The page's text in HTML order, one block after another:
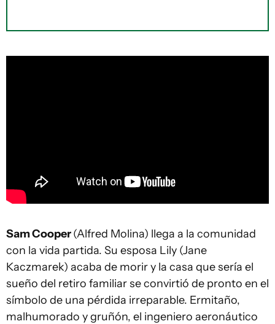
Sam Cooper(Alfred Molina) llega a la comunidad
con la vida partida. Su esposa Lily (Jane
Kaczmarek) acaba de morir y la casa que sería el
sueño del retiro familiar se convirtió de pronto en el
símbolo de una pérdida irreparable. Ermitaño,
malhumorado y gruñón, el ingeniero aeronáutico